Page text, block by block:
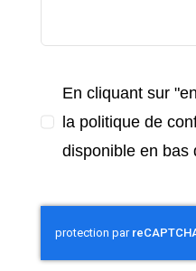
En cliquant sur
la politique de
disponible en bas